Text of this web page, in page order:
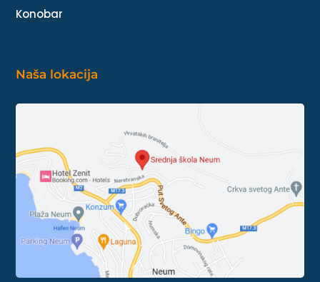
Konobar
Naša lokacija